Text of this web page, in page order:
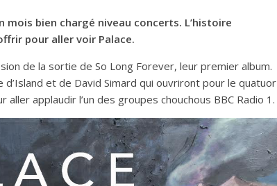
mois bien chargé niveau concerts. L’histoire
pour aller voir Palace.
de la sortie de So Long Forever, leur premier album.
d’Island et de David Simard qui ouvriront pour le quatuor
aller applaudir l’un des groupes chouchous BBC Radio 1.